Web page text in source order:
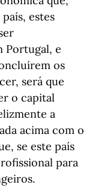
estes
Portugal, e
os
será que
o capital
a
acima com o
se este país
para